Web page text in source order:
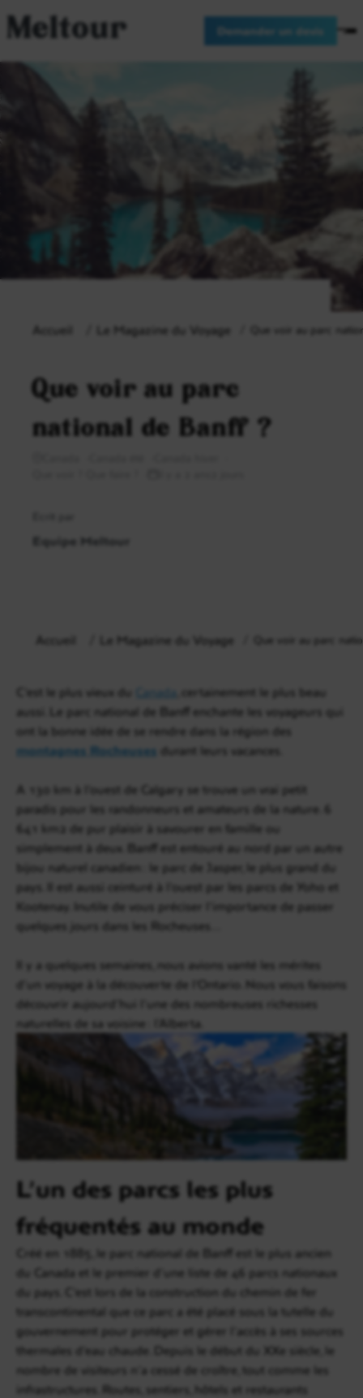
Meltour Demander un devis
Accueil Le Magazine du Voyage Que voir au parc
Que voir au parc
national de Banff ?
Equipe Meltour
Accueil Le Magazine du Voyage Que voir au parc
C’est le plus vieux du Canada , certainement le plus beau
aussi. Le parc national de Banff enchante les voyageurs qui
ont la bonne idée de se rendre dans la région des
montagnes Rocheuses durant leurs vacances.
A 130 km à l’ouest de Calgary se trouve un vrai petit
paradis pour les randonneurs et amateurs de la nature. 6
641 km2 de pur plaisir à savourer en famille ou
simplement à deux. Banff est entouré au nord par un autre
bijou naturel canadien : le parc de Jasper, le plus grand du
pays. Il est aussi ceinturé à l’ouest par les parcs de Yoho et
Kootenay. Inutile de vous préciser l’importance de passer
quelques jours dans les Rocheuses…
Il y a quelques semaines, nous avions vanté les mérites
d’un voyage à la découverte de l’Ontario. Nous vous faisons
découvrir aujourd’hui l’une des nombreuses richesses
naturelles de sa voisine : l’Alberta.
L’un des parcs les plus
fréquentés au monde
Créé en 1885, le parc national de Banff est le plus ancien
du Canada et le premier d’une liste de 46 parcs nationaux
du pays. C’est lors de la construction du chemin de fer
transcontinental que ce parc a été placé sous la tutelle du
gouvernement pour protéger et gérer l’accès à ses sources
thermales d’eau chaude. Depuis le début du XXe siècle, le
nombre de visiteurs n’a cessé de croître, tout comme les
infrastructures. Routes, sentiers, hôtels et restaurants